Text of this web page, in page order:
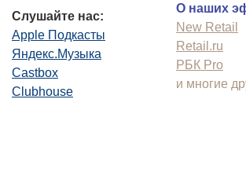
Слушайте нас:
Apple Подкасты
Яндекс.Музыка
Castbox
Clubhouse
О наших
New Retail
Retail.ru
РБК Pro
и многие